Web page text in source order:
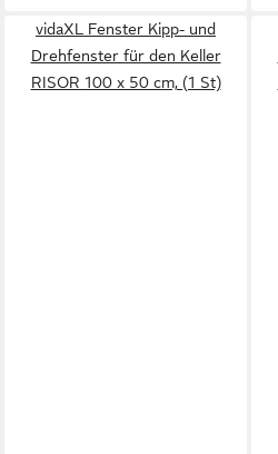
vidaXL Fenster Kipp- und
Drehfenster für den Keller
RISOR 100 x 50 cm, (1 St)